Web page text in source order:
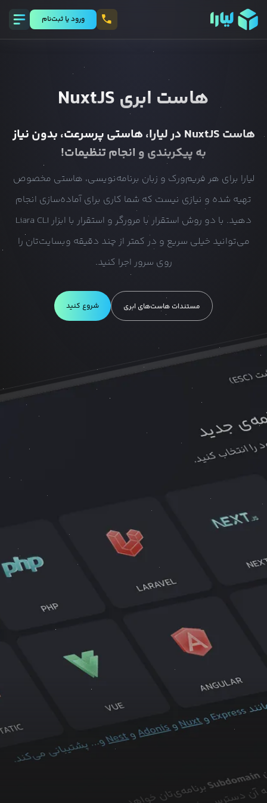
ورود يا ثبت‌نام
هاست ابری NuxtJS
هاستNuxtJSدر لیارا، هاستی پرسرعت، بدون نیاز
به پیکربندی و انجام تنظیمات!
لیارا برای هر فریم‌ورک و زبان برنامه‌نویسی، هاستی مخصوص
تهیه شده و نیازی نیست که شما کاری برای آماده‌سازی انجام
دهید. با دو روش استقرار با مرورگر و استقرار با ابزار Liara CLI
می‌توانید خیلی سریع و در کمتر از چند دقیقه وبسایت‌تان را
روی سرور اجرا کنید.
مستندات هاست‌های ابری شروع کنید